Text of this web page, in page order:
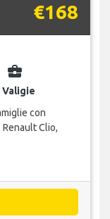
€168
business_center
Valigie
con
Renault Clio,